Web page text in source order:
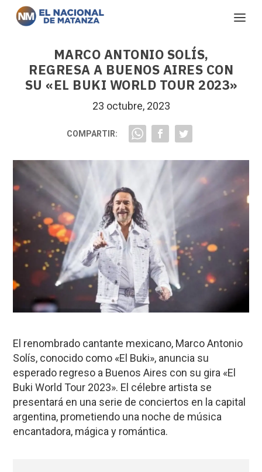
MARCO ANTONIO SOLÍS,
REGRESA A BUENOS AIRES CON
SU «EL BUKI WORLD TOUR 2023»
23 octubre, 2023
COMPARTIR:
El renombrado cantante mexicano, Marco Antonio
Solís, conocido como «El Buki», anuncia su
esperado regreso a Buenos Aires con su gira «El
Buki World Tour 2023». El célebre artista se
presentará en una serie de conciertos en la capital
argentina, prometiendo una noche de música
encantadora, mágica y romántica.